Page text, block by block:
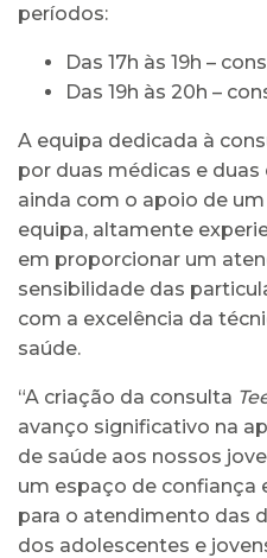
períodos:
Das 17h às 19h –
Das 19h às 20h –
A equipa dedicada à
por duas médicas e
ainda com o apoio de
equipa, altamente
em proporcionar um
sensibilidade das
com a excelência da
saúde.
“A criação da consulta
avanço significativo na
de saúde aos nossos
um espaço de confiança
para o atendimento das
dos adolescentes e